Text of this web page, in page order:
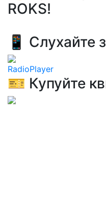
ROKS!
📱 Слухайте
RadioPlayer
🎫 Купуйте